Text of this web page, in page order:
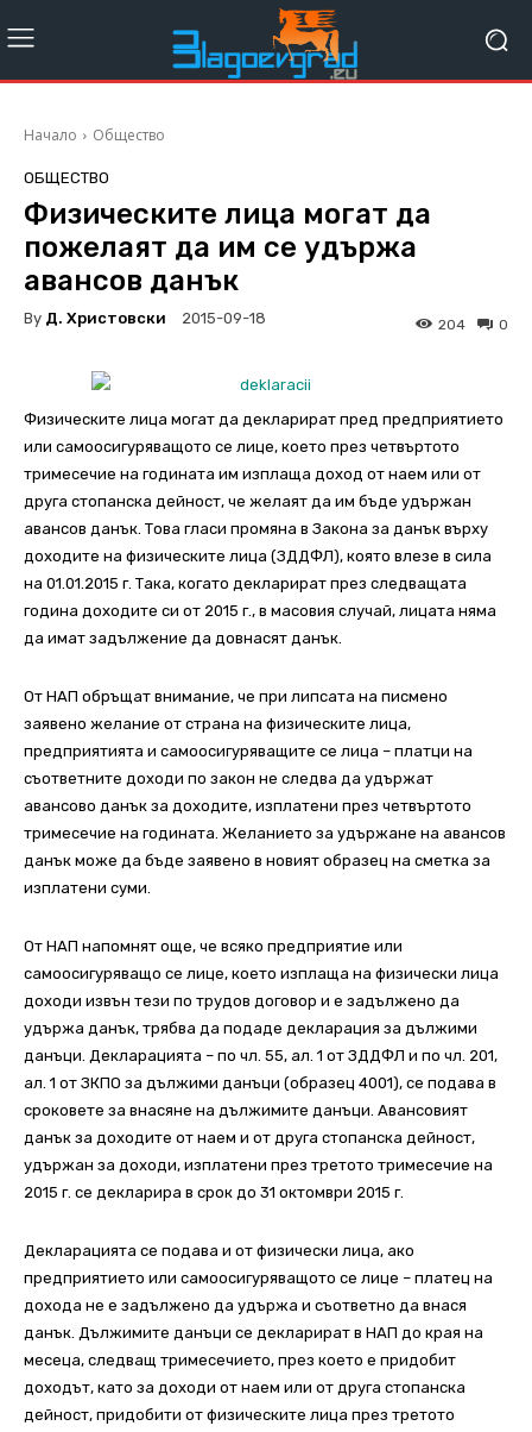
Начало Общество
ОБЩЕСТВО
Физическите лица могат да
пожелаят да им се удържа
авансов данък
By Д. Христовски 2015-09-18 0
204
Физическите лица могат да декларират пред предприятието
или самоосигуряващото се лице, което през четвъртото
тримесечие на годината им изплаща доход от наем или от
друга стопанска дейност, че желаят да им бъде удържан
авансов данък. Това гласи промяна в Закона за данък върху
доходите на физическите лица (ЗДДФЛ), която влезе в сила
на 01.01.2015 г. Така, когато декларират през следващата
година доходите си от 2015 г., в масовия случай, лицата няма
да имат задължение да довнасят данък.
От НАП обръщат внимание, че при липсата на писмено
заявено желание от страна на физическите лица,
предприятията и самоосигуряващите се лица – платци на
съответните доходи по закон не следва да удържат
авансово данък за доходите, изплатени през четвъртото
тримесечие на годината. Желанието за удържане на авансов
данък може да бъде заявено в новият образец на сметка за
изплатени суми.
От НАП напомнят още, че всяко предприятие или
самоосигуряващо се лице, което изплаща на физически лица
доходи извън тези по трудов договор и е задължено да
удържа данък, трябва да подаде декларация за дължими
данъци. Декларацията – по чл. 55, ал. 1 от ЗДДФЛ и по чл. 201,
ал. 1 от ЗКПО за дължими данъци (образец 4001), се подава в
сроковете за внасяне на дължимите данъци. Авансовият
данък за доходите от наем и от друга стопанска дейност,
удържан за доходи, изплатени през третото тримесечие на
2015 г. се декларира в срок до 31 октомври 2015 г.
Декларацията се подава и от физически лица, ако
предприятието или самоосигуряващото се лице – платец на
дохода не е задължено да удържа и съответно да внася
данък. Дължимите данъци се декларират в НАП до края на
месеца, следващ тримесечието, през което е придобит
доходът, като за доходи от наем или от друга стопанска
дейност, придобити от физическите лица през третото